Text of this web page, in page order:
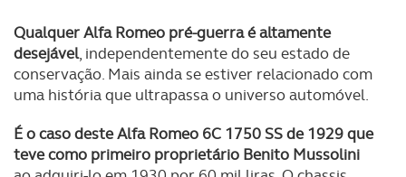
Qualquer Alfa Romeo pré-guerra é altamente
desejável, independentemente do seu estado de
conservação. Mais ainda se estiver relacionado com
uma história que ultrapassa o universo automóvel.
É o caso deste Alfa Romeo 6C 1750 SS de 1929 que
teve como primeiro proprietário Benito Mussolini